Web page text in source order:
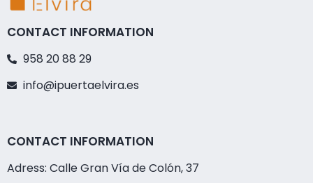
CONTACT INFORMATION
958 20 88 29
info@ipuertaelvira.es
CONTACT INFORMATION
Adress: Calle Gran Vía de Colón, 37